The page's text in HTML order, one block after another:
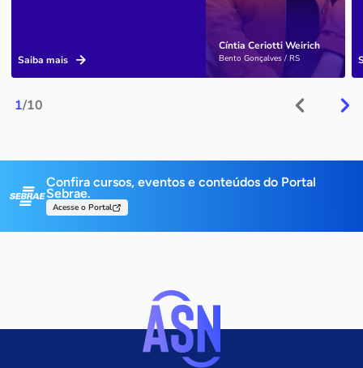
1/10
Cíntia Ceriotti Weirich
Bento Gonçalves / RS
Saiba mais
Confira cursos, eventos e conteúdos do Portal
Sebrae.
Acesse o Portal